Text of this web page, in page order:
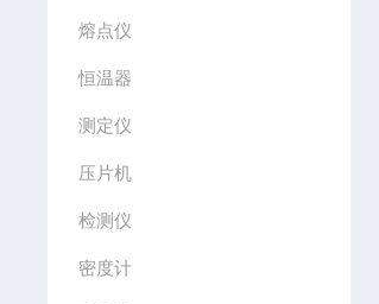
熔点仪
恒温器
测定仪
压片机
检测仪
密度计